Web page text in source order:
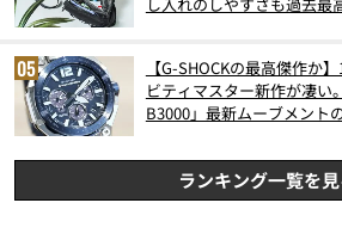
【G-SHOCKの最高傑作か
ビティマスター新作が凄い
B3000」最新ムーブメント
ランキング一覧を